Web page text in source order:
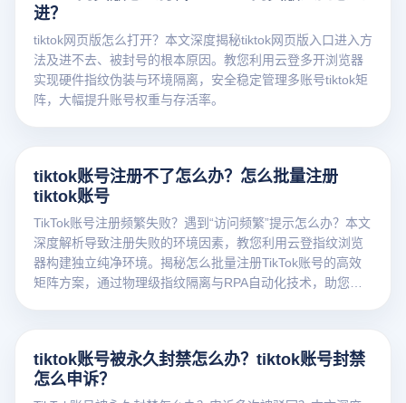
进？
tiktok网页版怎么打开？本文深度揭秘tiktok网页版入口进入方
法及进不去、被封号的根本原因。教您利用云登多开浏览器
实现硬件指纹伪装与环境隔离，安全稳定管理多账号tiktok矩
阵，大幅提升账号权重与存活率。
tiktok账号注册不了怎么办？怎么批量注册
tiktok账号
TikTok账号注册频繁失败？遇到“访问频繁”提示怎么办？本文
深度解析导致注册失败的环境因素，教您利用云登指纹浏览
器构建独立纯净环境。揭秘怎么批量注册TikTok账号的高效
矩阵方案，通过物理级指纹隔离与RPA自动化技术，助您轻
tiktok账号被永久封禁怎么办？tiktok账号封禁
怎么申诉？